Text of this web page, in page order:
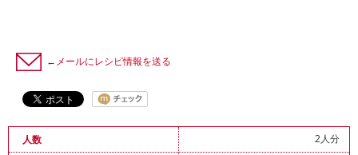
←メールにレシピ情報を送る
人数
2人分